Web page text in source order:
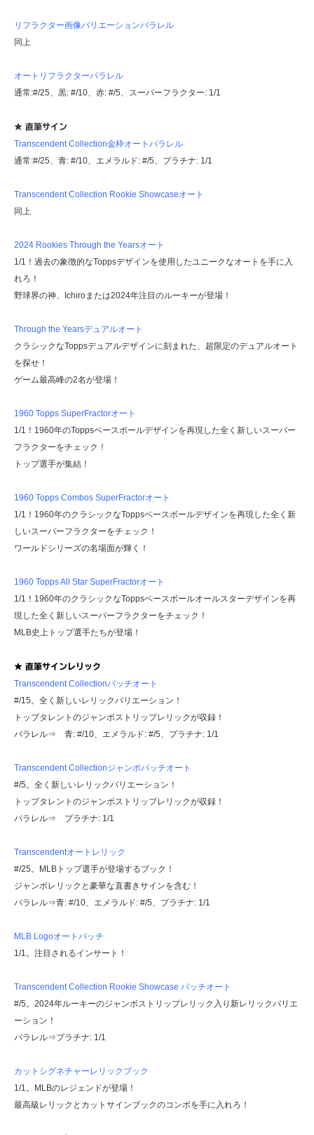
リフラクター画像バリエーションパラレル
同上
オートリフラクターパラレル
通常:#/25、黒: #/10、赤: #/5、スーパーフラクター: 1/1
★ 直筆サイン
Transcendent Collection金枠オートパラレル
通常:#/25、青: #/10、エメラルド: #/5、プラチナ: 1/1
Transcendent Collection Rookie Showcaseオート
同上
2024 Rookies Through the Yearsオート
1/1！過去の象徴的なToppsデザインを使用したユニークなオートを手に入
れろ！
野球界の神、Ichiroまたは2024年注目のルーキーが登場！
Through the Yearsデュアルオート
クラシックなToppsデュアルデザインに刻まれた、超限定のデュアルオート
を探せ！
ゲーム最高峰の2名が登場！
1960 Topps SuperFractorオート
1/1！1960年のToppsベースボールデザインを再現した全く新しいスーパー
フラクターをチェック！
トップ選手が集結！
1960 Topps Combos SuperFractorオート
1/1！1960年のクラシックなToppsベースボールデザインを再現した全く新
しいスーパーフラクターをチェック！
ワールドシリーズの名場面が輝く！
1960 Topps All Star SuperFractorオート
1/1！1960年のクラシックなToppsベースボールオールスターデザインを再
現した全く新しいスーパーフラクターをチェック！
MLB史上トップ選手たちが登場！
★ 直筆サインレリック
Transcendent Collectionパッチオート
#/15。全く新しいレリックバリエーション！
トップタレントのジャンボストリップレリックが収録！
パラレル⇒ 青: #/10、エメラルド: #/5、プラチナ: 1/1
Transcendent Collectionジャンボパッチオート
#/5。全く新しいレリックバリエーション！
トップタレントのジャンボストリップレリックが収録！
パラレル⇒ プラチナ: 1/1
Transcendentオートレリック
#/25。MLBトップ選手が登場するブック！
ジャンボレリックと豪華な直書きサインを含む！
パラレル⇒青: #/10、エメラルド: #/5、プラチナ: 1/1
MLB Logoオートパッチ
1/1。注目されるインサート！
Transcendent Collection Rookie Showcase パッチオート
#/5。2024年ルーキーのジャンボストリップレリック入り新レリックバリエ
ーション！
パラレル⇒プラチナ: 1/1
カットシグネチャーレリックブック
1/1。MLBのレジェンドが登場！
最高級レリックとカットサインブックのコンボを手に入れろ！